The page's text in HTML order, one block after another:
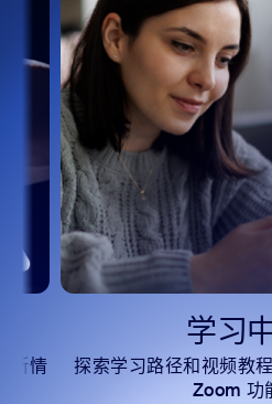
断情
学习
探索学习路径和视频教
Zoom 功